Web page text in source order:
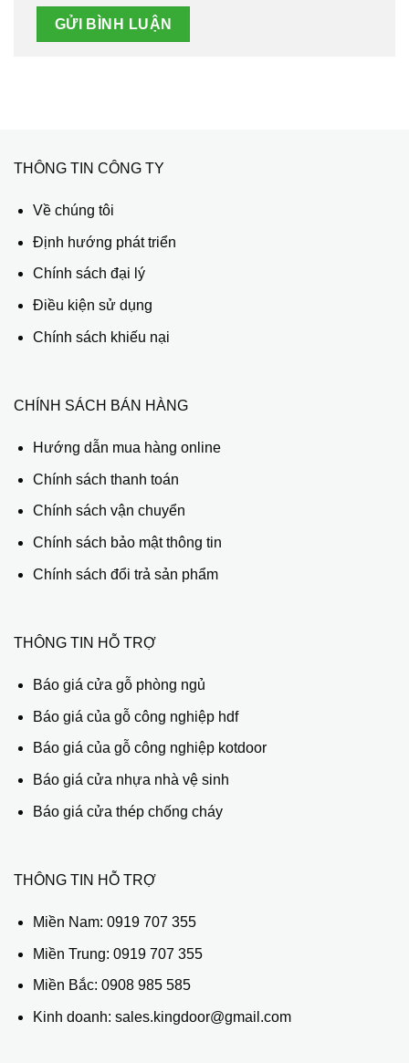
THÔNG TIN CÔNG TY
Về chúng tôi
Định hướng phát triển
Chính sách đại lý
Điều kiện sử dụng
Chính sách khiếu nại
CHÍNH SÁCH BÁN HÀNG
Hướng dẫn mua hàng online
Chính sách thanh toán
Chính sách vận chuyển
Chính sách bảo mật thông tin
Chính sách đổi trả sản phẩm
THÔNG TIN HỖ TRỢ
Báo giá cửa gỗ phòng ngủ
Báo giá của gỗ công nghiệp hdf
Báo giá của gỗ công nghiệp kotdoor
Báo giá cửa nhựa nhà vệ sinh
Báo giá cửa thép chống cháy
THÔNG TIN HỖ TRỢ
Miền Nam: 0919 707 355
Miền Trung: 0919 707 355
Miền Bắc: 0908 985 585
Kinh doanh: sales.kingdoor@gmail.com